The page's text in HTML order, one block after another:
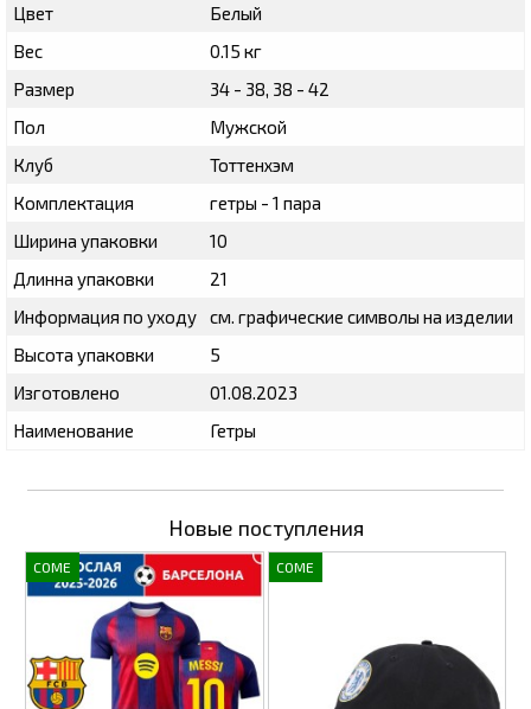
Цвет
Белый
Вес
0.15 кг
Размер
34 - 38, 38 - 42
Пол
Мужской
Клуб
Тоттенхэм
Комплектация
гетры - 1 пара
Ширина упаковки
10
Длинна упаковки
21
Информация по уходу
см. графические символы на изделии
Высота упаковки
5
Изготовлено
01.08.2023
Наименование
Гетры
Новые поступления
COME COME